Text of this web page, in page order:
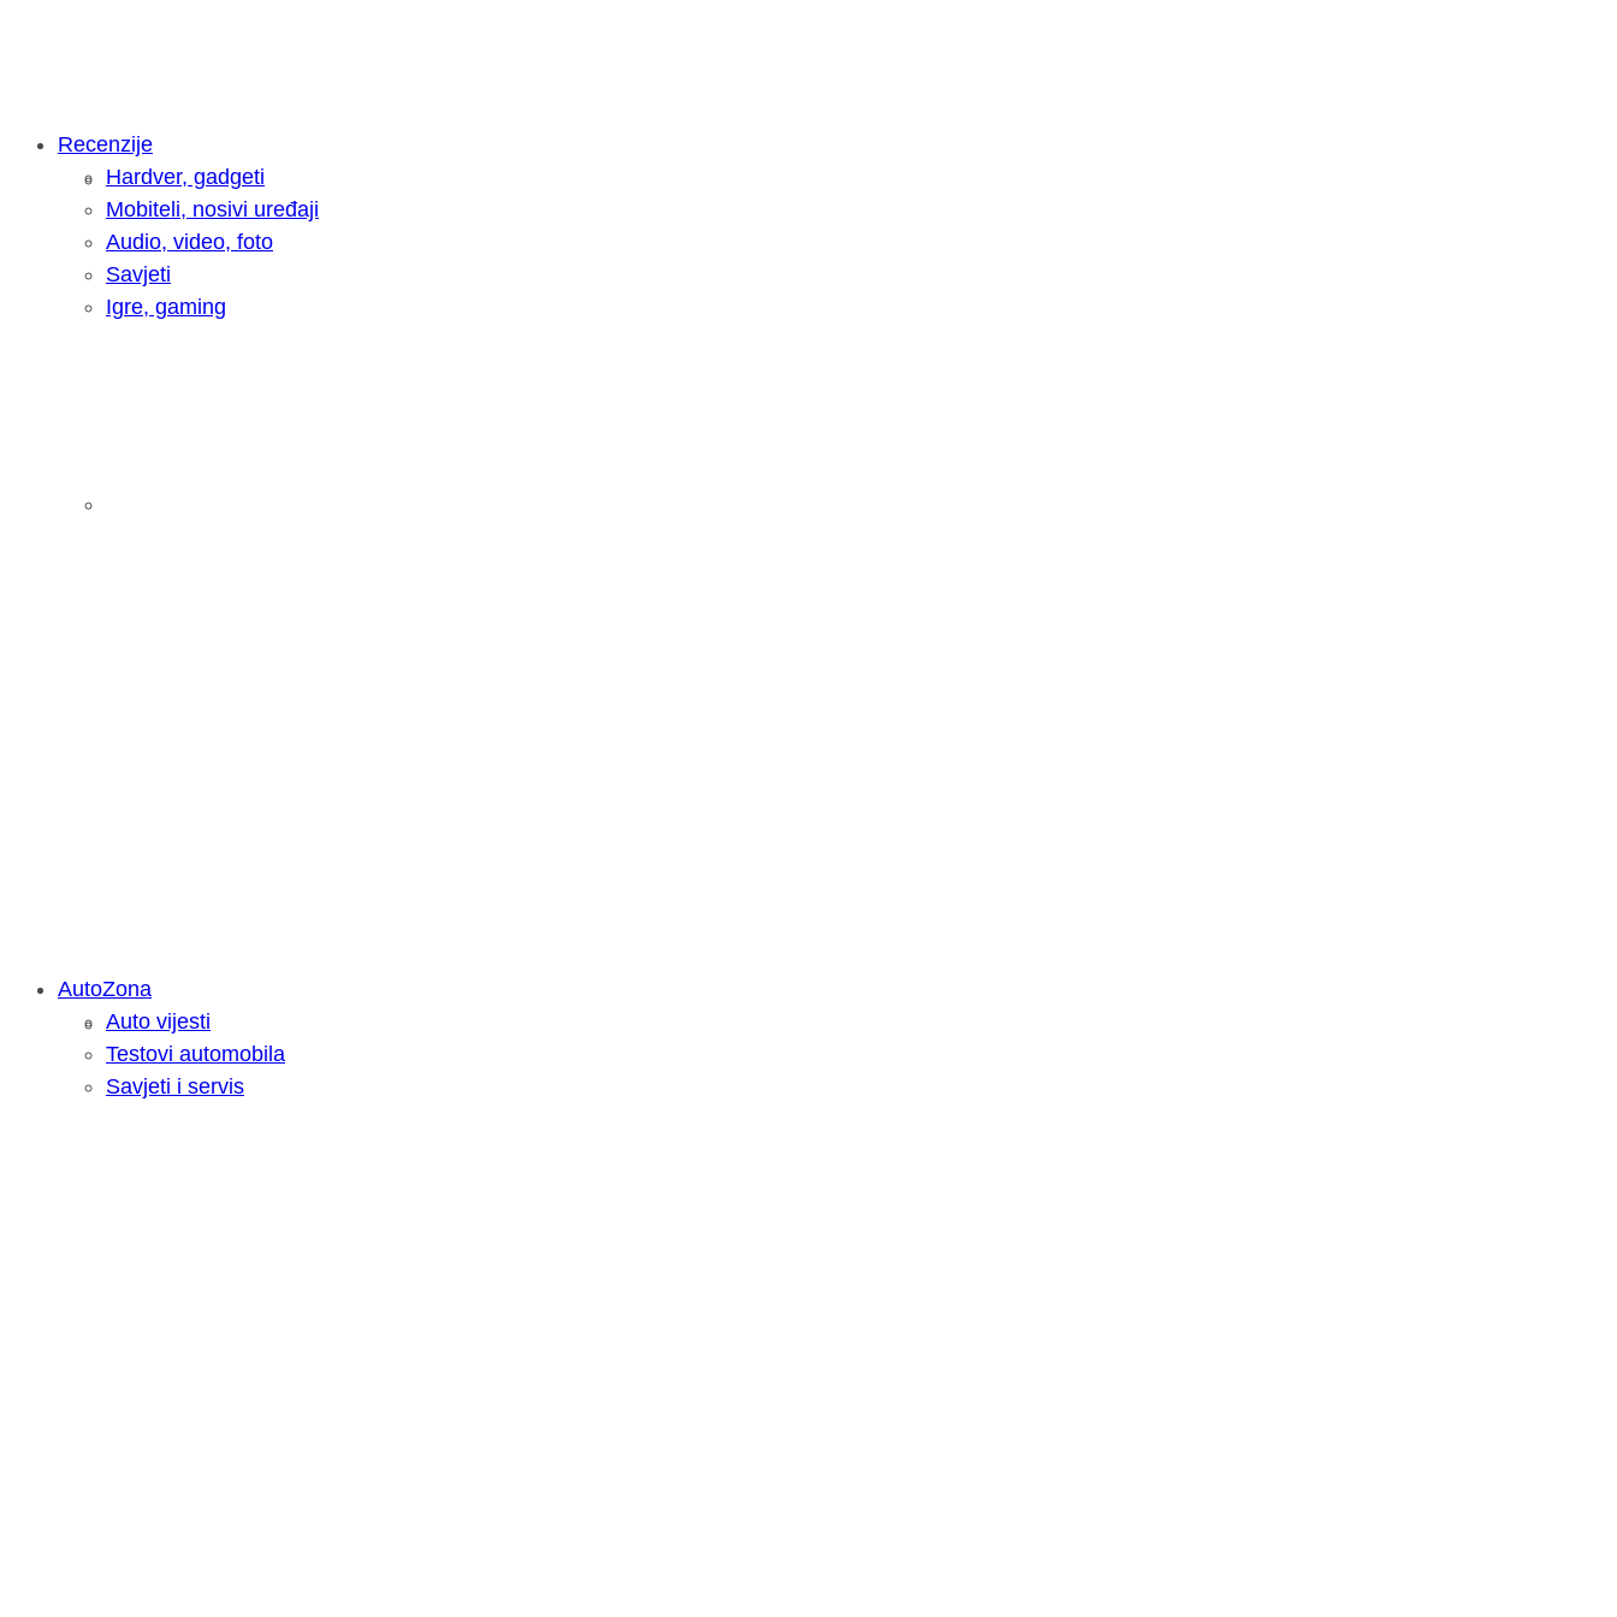
Intervju: Goran Jović, fotograf - Hrvatska kakvu svijet tek otkriva
Recenzije
Hardver, gadgeti
Mobiteli, nosivi uređaji
Audio, video, foto
Savjeti
Igre, gaming
Savjetujemo: Što učiniti kada vaš iPad treba servis? Alpha servis nudi rješenja
AutoZona
Auto vijesti
Testovi automobila
Savjeti i servis